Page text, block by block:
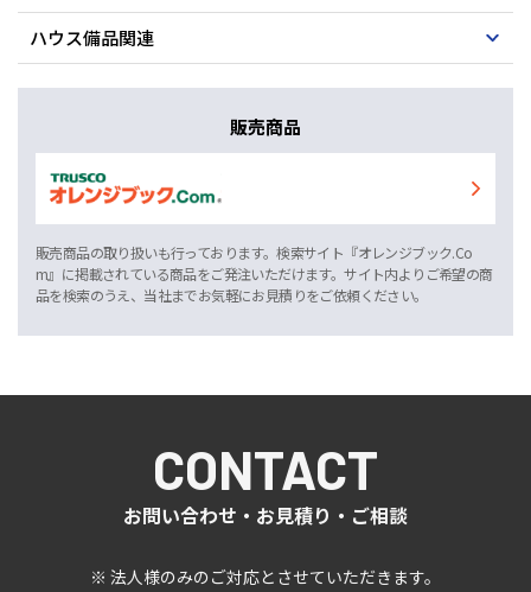
ハウス備品関連
販売商品
販売商品の取り扱いも行っております。検索サイト『オレンジブック.Co
m』に掲載されている商品をご発注いただけます。サイト内よりご希望の商
品を検索のうえ、当社までお気軽にお見積りをご依頼ください。
CONTACT
お問い合わせ・お見積り・ご相談
※ 法人様のみのご対応とさせていただきます。